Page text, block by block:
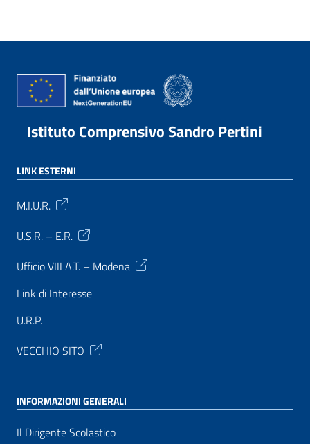
Istituto Comprensivo Sandro Pertini
LINK ESTERNI
M.I.U.R.
U.S.R. – E.R.
Ufficio VIII A.T. – Modena
Link di Interesse
U.R.P.
VECCHIO SITO
INFORMAZIONI GENERALI
Il Dirigente Scolastico